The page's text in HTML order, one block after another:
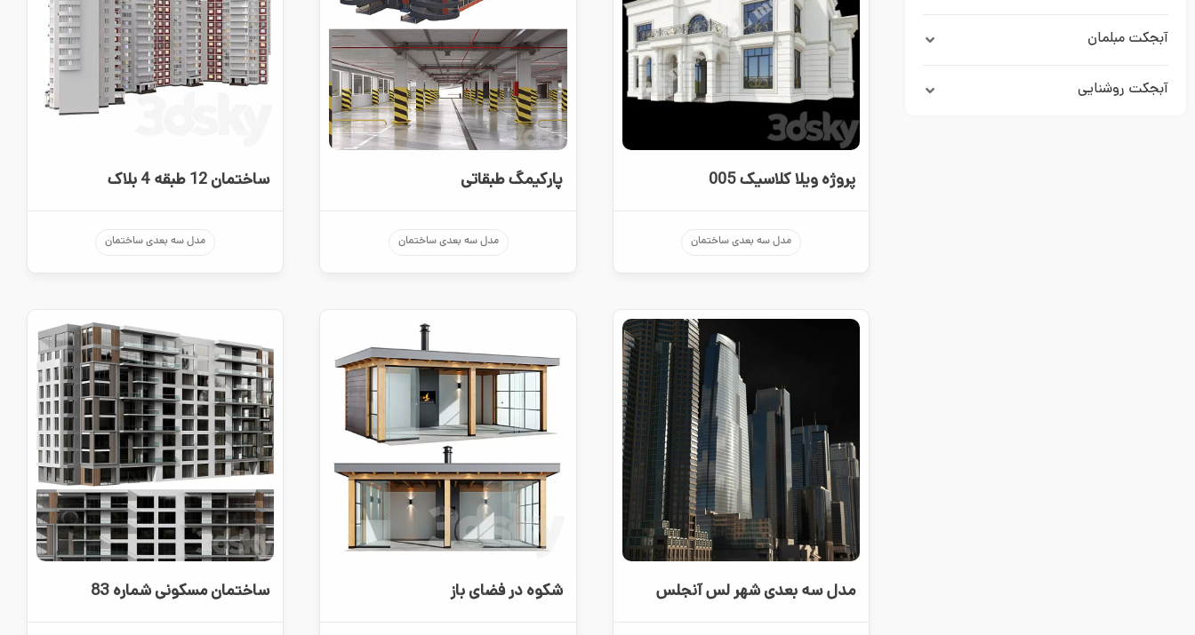
آبجکت مبلمان
آبجکت روشنایی
پروژه ویلا کلاسیک 005
مدل سه بعدی ساختمان
پارکیمگ طبقاتی
مدل سه بعدی ساختمان
ساختمان 12 طبقه 4 بلاک
مدل سه بعدی ساختمان
مدل سه بعدی شهر لس آنجلس شکوه در فضای باز ساختمان مسکونی شماره 83